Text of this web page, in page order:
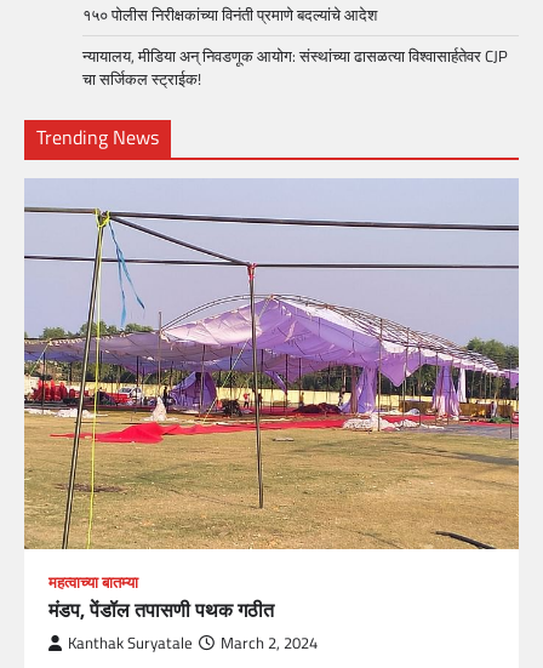
१५० पोलीस निरीक्षकांच्या विनंती प्रमाणे बदल्यांचे आदेश
न्यायालय, मीडिया अन् निवडणूक आयोग: संस्थांच्या ढासळत्या विश्वासार्हतेवर CJP
चा सर्जिकल स्ट्राईक!
Trending News
महत्वाच्या बातम्या
मंडप, पेंडॉल तपासणी पथक गठीत
Kanthak Suryatale March 2, 2024